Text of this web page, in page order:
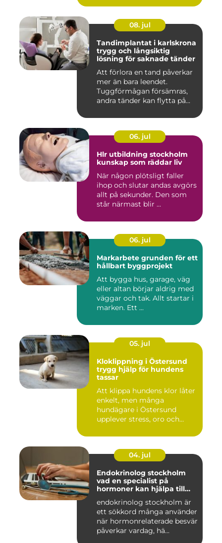
08. jul
Tandimplantat i karlskrona
trygg och långsiktig
lösning för saknade tänder
Att förlora en tand påverkar
mer än bara leendet.
Tuggförmågan försämras,
andra tänder kan flytta på...
06. jul
Hlr utbildning stockholm
kunskap som räddar liv
När någon plötsligt faller
ihop och slutar andas avgörs
allt på sekunder. Den som
står närmast blir ...
06. jul
Markarbete grunden för ett
hållbart byggprojekt
Att bygga hus, garage, väg
eller altan börjar aldrig med
väggar och tak. Allt startar i
marken. Ett ...
05. jul
Kloklippning i Östersund
trygg hjälp för hundens
tassar
Att klippa hundens klor låter
enkelt, men många
hundägare i Östersund
upplever stress, oro och
04. jul
Endokrinolog stockholm
vad en specialist på
hormoner kan hjälpa till
endokrinolog stockholm är
ett sökkord många använder
när hormonrelaterade besvär
påverkar vardag, hä...